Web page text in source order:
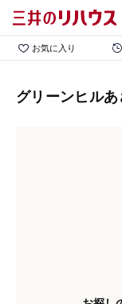
お気に入り
グリーンヒルあ